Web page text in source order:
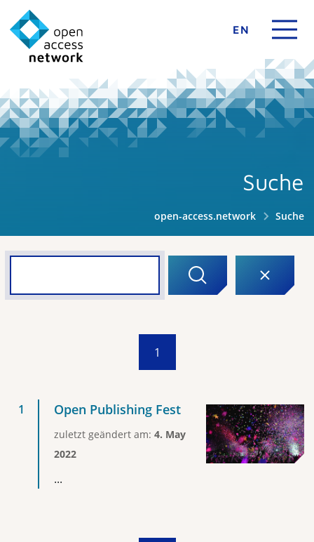
EN
Suche
open-access.network Suche
1
Open Publishing Fest
zuletzt geändert am: 4. May
2022
...